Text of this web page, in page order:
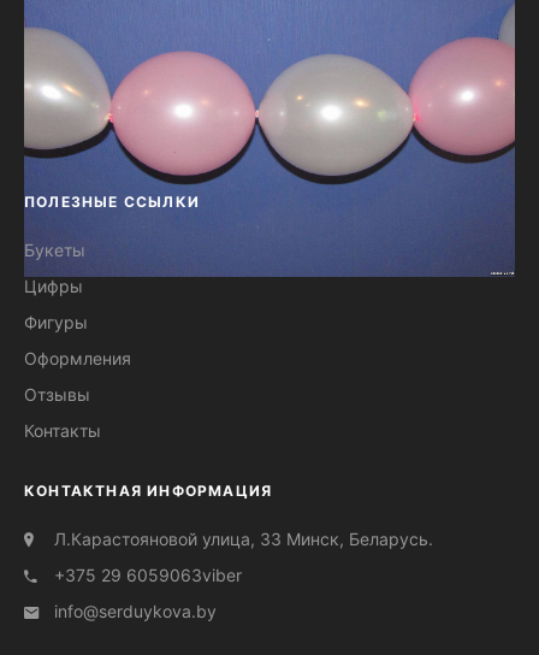
Бусы из линков - шарик к шарику
ПОЛЕЗНЫЕ ССЫЛКИ
Букеты
Цифры
Фигуры
Оформления
Отзывы
Контакты
КОНТАКТНАЯ ИНФОРМАЦИЯ
Л.Карастояновой улица, 33 Минск, Беларусь.
+375 29 6059063viber
info@serduуkova.by